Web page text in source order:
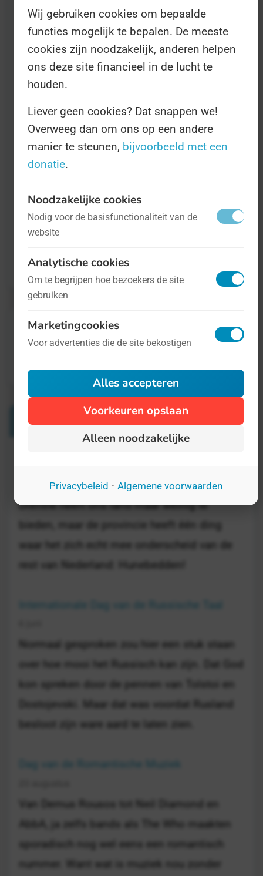
Er zijn tijdens deze Dag allerlei activiteiten te
beleven, zoals pannenkoeken bakken of
wandelen rond molens, maar belangrijkst
van alles is het bezoeken van de molen zelf.
Dus ga er het weekend van 9 mei eens op uit
en ontdek alles over de gemalen -
deelnemende molens zijn te herkennen aan
de blauwe wimpel die dan uithangt, aldus de
Alle informatie, inclusief het programma, zijn
www.nationalemolenengemalendag.nl
Verwante Dagen
16 augustus
Drenthe heeft ons land maar weinig te
bieden, maar de provincie heeft één ding
waar het zich echt mee onderscheid van de
rest van Nederland: Hunebedden!
Internationale Dag van de Russische Taal
Normaal gesproken zou hier een stuk staan
over hoe mooi het Russisch kan zijn. Dat God
kon spreken door de pennen van Tolstoi en
Dostojevski. Maar dat was voordat Rusland
besloot zijn ware aard te laten zien.
Dag van de Romantische Muziek
Van Demus Rousos tot Neil Diamond en
AbbA, ja zelfs bands als The Who maakten
sporadisch nog wel eens een romantisch
nummer. Want wat is muziek nou zonder
Wij gebruiken cookies om bepaalde
functies mogelijk te bepalen. De meeste
cookies zijn noodzakelijk, anderen helpen
ons deze site financieel in de lucht te
houden.
Liever geen cookies? Dat snappen we!
Overweeg dan om ons op een andere
manier te steunen, bijvoorbeeld met een
donatie.
Noodzakelijke cookies
Nodig voor de basisfunctionaliteit van de
website
Analytische cookies
Om te begrijpen hoe bezoekers de site
gebruiken
Marketingcookies
Voor advertenties die de site bekostigen
Alles accepteren
Voorkeuren opslaan
Alleen noodzakelijke
Privacybeleid · Algemene voorwaarden